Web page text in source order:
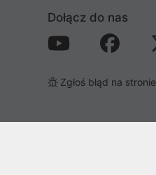
Dołącz do nas
Zgłoś błąd na stronie